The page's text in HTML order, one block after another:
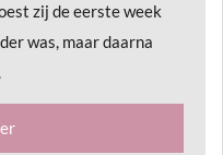
zij de eerste week
was, maar daarna